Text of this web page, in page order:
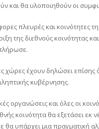
και θα υλοποιηθούν οι
πλευρές και κοινότητες
της διεθνούς κοινότητας
χώρες έχουν δηλώσει επίσης
κυβέρνησης.
οργανώσεις και όλες οι
κοινότητα θα εξετάσει εκ
θα υπάρχει μια πραγματική